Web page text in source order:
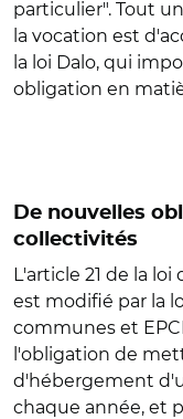
particulier". Tout
la vocation est
la loi Dalo, qui
obligation en
De nouvelles
collectivités
L'article 21 de la
est modifié par la
communes et
l'obligation de
d'hébergement
chaque année, et